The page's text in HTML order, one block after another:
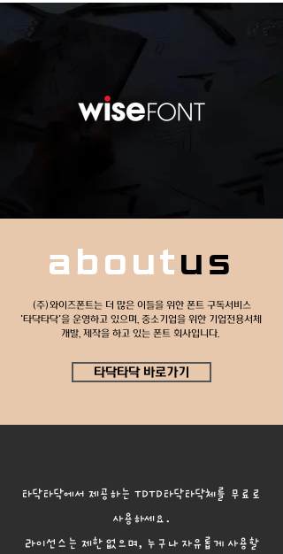
Freefont
about us
(주)와이즈폰트는 더 많은 이들을 위한 폰트 구독서비스
'타닥타닥'을 운영하고 있으며, 중소기업을 위한 기업전용서체
개발, 제작을 하고 있는 폰트 회사입니다.
타닥타닥 바로가기
​타닥타닥에서 제공하는 TDTD타닥타닥체를 무료로
사용하세요.
라이선스는 제한 없으며, 누구나 자유롭게 사용할